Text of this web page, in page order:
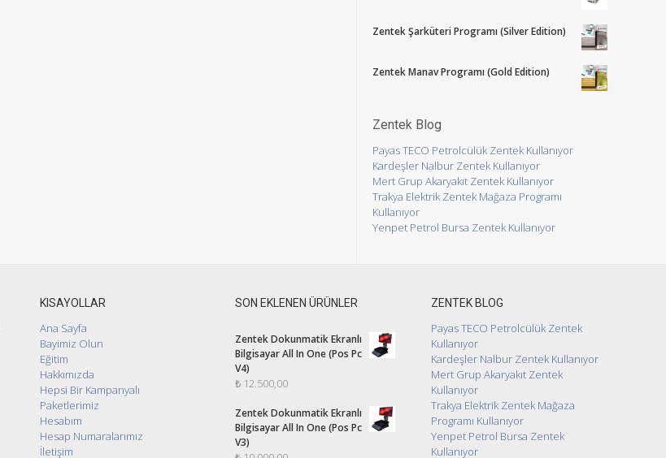
Zentek Şarküteri Programı (Silver Edition)
Zentek Manav Programı (Gold Edition)
Zentek Blog
Payas TECO Petrolcülük Zentek Kullanıyor
Kardeşler Nalbur Zentek Kullanıyor
Mert Grup Akaryakıt Zentek Kullanıyor
Trakya Elektrik Zentek Mağaza Programı
Kullanıyor
Yenpet Petrol Bursa Zentek Kullanıyor
KISAYOLLAR
Ana Sayfa
Bayimiz Olun
Eğitim
Hakkımızda
Hepsi Bir Kampanyalı
Paketlerimiz
Hesabım
Hesap Numaralarımız
İletişim
SON EKLENEN ÜRÜNLER
Zentek Dokunmatik Ekranlı
Bilgisayar All In One (Pos Pc
V4)
₺ 12.500,00
Zentek Dokunmatik Ekranlı
Bilgisayar All In One (Pos Pc
V3)
ZENTEK BLOG
Payas TECO Petrolcülük Zentek
Kullanıyor
Kardeşler Nalbur Zentek Kullanıyor
Mert Grup Akaryakıt Zentek
Kullanıyor
Trakya Elektrik Zentek Mağaza
Programı Kullanıyor
Yenpet Petrol Bursa Zentek
Kullanıyor